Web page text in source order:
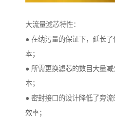
大流量滤芯特性：
● 在纳污量的保证下，延长
本；
● 所需更换滤芯的数目大量
本；
● 密封接口的设计降低了旁
效率；